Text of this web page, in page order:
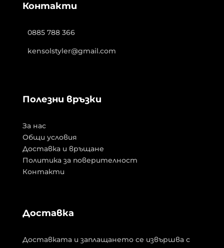
Контакти
0885 788 366
kensolstyler@gmail.com
Полезни връзки
За нас
Общи условия
Доставка и връщане
Политика за поверителност
Контакти
Доставка
Доставката и заплащането се извършва с